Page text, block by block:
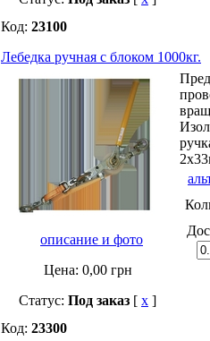
Код: 23100
Лебедка ручная с блоком 1000кг.
описание и фото
Цена: 0,00грн
Статус: Под заказ [ x ]
Код: 23300